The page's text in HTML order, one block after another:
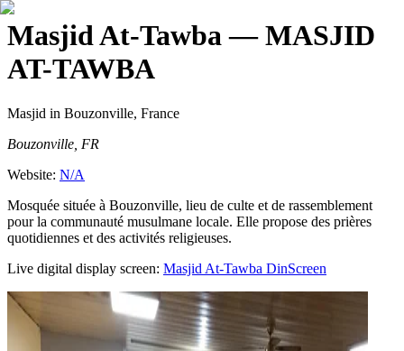
Masjid At-Tawba— MASJID
AT-TAWBA
Masjid in Bouzonville, France
Bouzonville, FR
Website: N/A
Mosquée située à Bouzonville, lieu de culte et de rassemblement
pour la communauté musulmane locale. Elle propose des prières
quotidiennes et des activités religieuses.
Live digital display screen: Masjid At-Tawba DinScreen